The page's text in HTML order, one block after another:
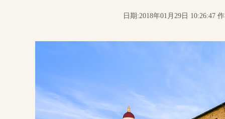
日期:2018年01月29日 10:26:47